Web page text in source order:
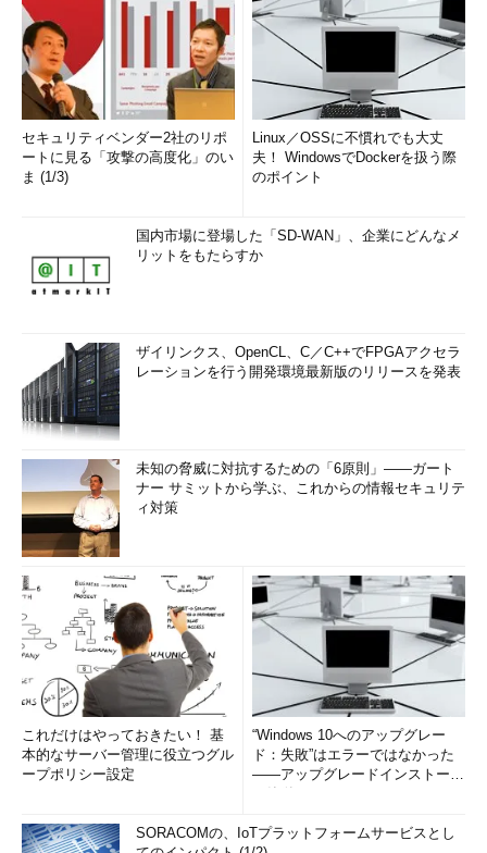
セキュリティベンダー2社のリポ
ートに見る「攻撃の高度化」のい
ま (1/3)
Linux／OSSに不慣れでも大丈
夫！ WindowsでDockerを扱う際
のポイント
国内市場に登場した「SD-WAN」、企業にどんなメ
リットをもたらすか
ザイリンクス、OpenCL、C／C++でFPGAアクセラ
レーションを行う開発環境最新版のリリースを発表
未知の脅威に対抗するための「6原則」――ガート
ナー サミットから学ぶ、これからの情報セキュリテ
ィ対策
これだけはやっておきたい！ 基
本的なサーバー管理に役立つグル
ープポリシー設定
“Windows 10へのアップグレー
ド：失敗”はエラーではなかった
――アップグレードインストール
SORACOMの、IoTプラットフォームサービスとし